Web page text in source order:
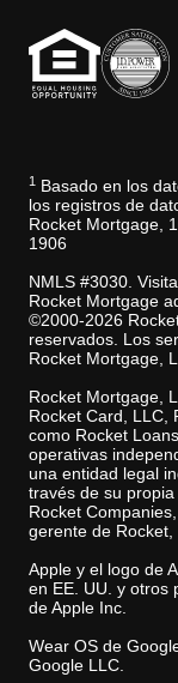
1
Basado en los
los registros de
Rocket Mortgage,
1906
NMLS #3030.
Rocket Mortgage
©2000-2026
reservados. Los
Rocket Mortgage,
Rocket Mortgage,
Rocket Card, LLC,
como Rocket
operativas
una entidad legal
través de su
Rocket
gerente de Rocket,
Apple y el logo de
en EE. UU. y otros
de Apple Inc.
Wear OS de
Google LLC.